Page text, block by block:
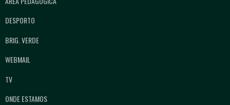
DESPORTO
BRIG. VERDE
WEBMAIL
TV
ONDE ESTAMOS